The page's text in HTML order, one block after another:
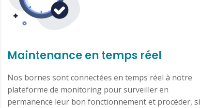
Maintenance en temps réel
Nos bornes sont connectées en temps réel à notre
plateforme de monitoring pour surveiller en
permanence leur bon fonctionnement et procéder, si